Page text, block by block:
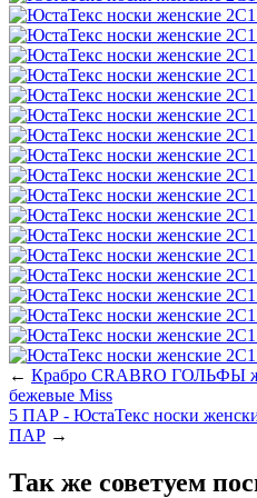
← Крабро CRABRO ГОЛЬФЫ
бежевые Miss
5 ПАР - ЮстаТекс носки
ПАР →
Так же советуем